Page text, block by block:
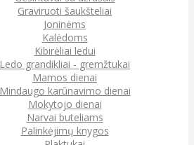
Graviruoti šaukšteliai
Joninėms
Kalėdoms
Kibirėliai ledui
Ledo grandikliai - gremžtukai
Mamos dienai
Mindaugo karūnavimo dienai
Mokytojo dienai
Narvai buteliams
Palinkėjimų knygos